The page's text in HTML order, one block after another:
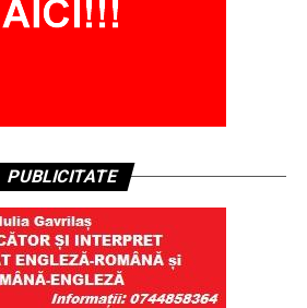
PUBLICITATE